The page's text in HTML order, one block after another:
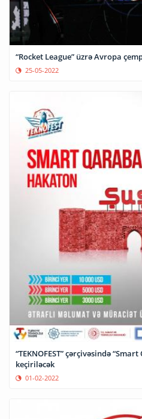
25-05-2022
“TEKNOFEST” çərçivəsində
keçiriləcək
01-02-2022